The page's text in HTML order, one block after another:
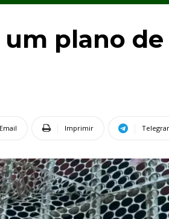
plano
Email Imprimir